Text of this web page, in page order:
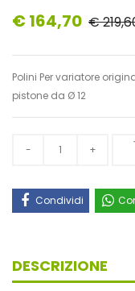
€ 164,70 €
Polini Per variatore
pistone da Ø 12
Condividi
DESCRIZIONE